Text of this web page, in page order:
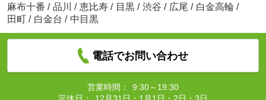
麻布十番 / 品川 / 恵比寿 / 目黒 / 渋谷 / 広尾 / 白金高輪 /
田町 / 白金台 / 中目黒
電話でお問い合わせ
営業時間：
9:30～19:30
定休日：
12月31日・1月1日・2日・3日